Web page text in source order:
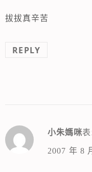
拔拔真辛苦
REPLY
小朱媽咪
2007 年 8